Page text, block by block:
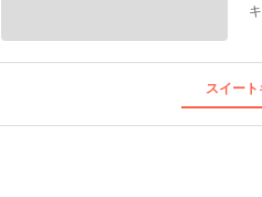
スイー